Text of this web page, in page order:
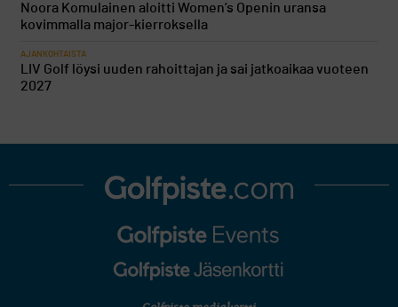
Noora Komulainen aloitti Women’s Openin uransa
kovimmalla major-kierroksella
AJANKOHTAISTA
LIV Golf löysi uuden rahoittajan ja sai jatkoaikaa vuoteen
2027